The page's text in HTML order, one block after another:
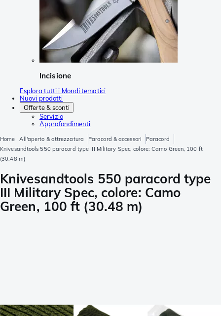
Incisione
Esplora tutti i Mondi tematici
Nuovi prodotti
Offerte & sconti
Servizio
Approfondimenti
Home All'aperto & attrezzatura Paracord & accessori
Paracord
Knivesandtools 550 paracord type III Military Spec, colore: Camo Green, 100 ft
(30.48 m)
Knivesandtools 550 paracord type
III Military Spec, colore: Camo
Green, 100 ft (30.48 m)